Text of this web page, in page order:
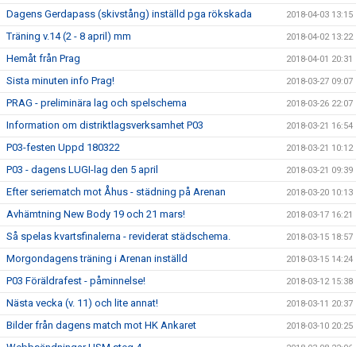
Dagens Gerdapass (skivstång) inställd pga rökskada 2018-04-03 13:15
Träning v.14 (2 - 8 april) mm 2018-04-02 13:22
Hemåt från Prag 2018-04-01 20:31
Sista minuten info Prag! 2018-03-27 09:07
PRAG - preliminära lag och spelschema 2018-03-26 22:07
Information om distriktlagsverksamhet P03 2018-03-21 16:54
P03-festen Uppd 180322 2018-03-21 10:12
P03 - dagens LUGI-lag den 5 april 2018-03-21 09:39
Efter seriematch mot Åhus - städning på Arenan 2018-03-20 10:13
Avhämtning New Body 19 och 21 mars! 2018-03-17 16:21
Så spelas kvartsfinalerna - reviderat städschema. 2018-03-15 18:57
Morgondagens träning i Arenan inställd 2018-03-15 14:24
P03 Föräldrafest - påminnelse! 2018-03-12 15:38
Nästa vecka (v. 11) och lite annat! 2018-03-11 20:37
Bilder från dagens match mot HK Ankaret 2018-03-10 20:25